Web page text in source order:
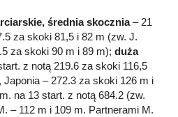
średnia skocznia– 21
za skoki 81,5 i 82 m (zw. J.
za skoki 90 m i 89 m); duża
z notą 219.6 za skoki 116,5
Japonia – 272.3 za skoki 126 m i
na 13 start. z notą 684.2 (zw.
– 112 m i 109 m. Partnerami M.